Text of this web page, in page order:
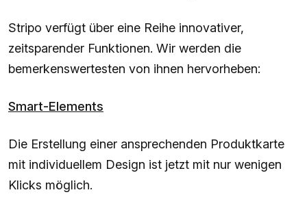
Stripo verfügt über eine Reihe innovativer,
zeitsparender Funktionen. Wir werden die
bemerkenswertesten von ihnen hervorheben:
Smart-Elements
Die Erstellung einer ansprechenden Produktkarte
mit individuellem Design ist jetzt mit nur wenigen
Klicks möglich.